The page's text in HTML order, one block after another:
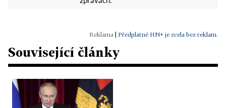
Předplatné HN+ je zcela bez reklam.
Související články